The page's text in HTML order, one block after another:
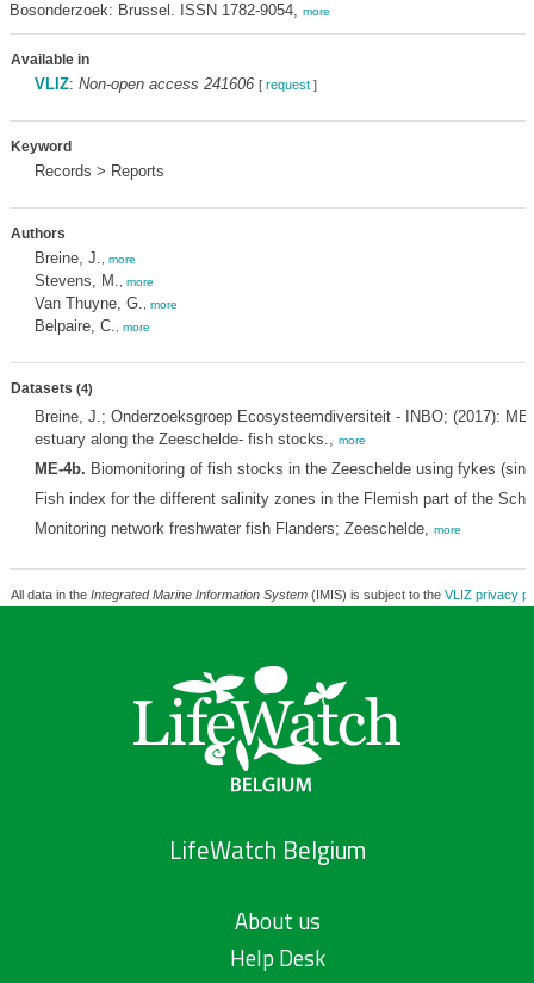
Bosonderzoek: Brussel. ISSN 1782-9054, more
Available in
VLIZ: Non-open access 241606 [ request]
Keyword
Records > Reports
Authors
Breine, J. more
Stevens, M. more
Van Thuyne, G. more
Belpaire, C. more
Datasets (4)
Breine, J.; Onderzoeksgroep Ecosysteemdiversiteit - INBO; (2017):
estuary along the Zeeschelde- fish stocks., more
ME-4b. Biomonitoring of fish stocks in the Zeeschelde using fykes
Fish index for the different salinity zones in the Flemish part of the
Monitoring network freshwater fish Flanders; Zeeschelde, more
All data in the Integrated Marine Information System(IMIS) is subject to the VLIZ privacy
LifeWatch Belgium
About us
Help Desk